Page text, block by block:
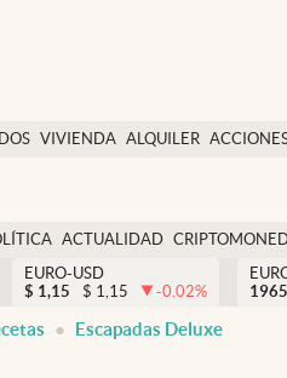
VIVIENDA ALQUILER
Colombia
ACTUALIDAD
EURO-USD
$ 1,15 $ 1,15 -0.02%
Escapadas Deluxe